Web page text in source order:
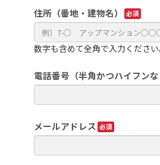
住所（番地・建物名）
数字も含めて全角で入力ください
電話番号（半角かつハイフン
メールアドレス